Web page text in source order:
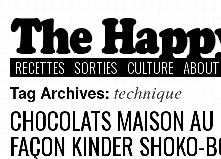
RECETTES SORTIES CULTURE
Tag Archives: technique
CHOCOLATS MAISON
FAÇON KINDER